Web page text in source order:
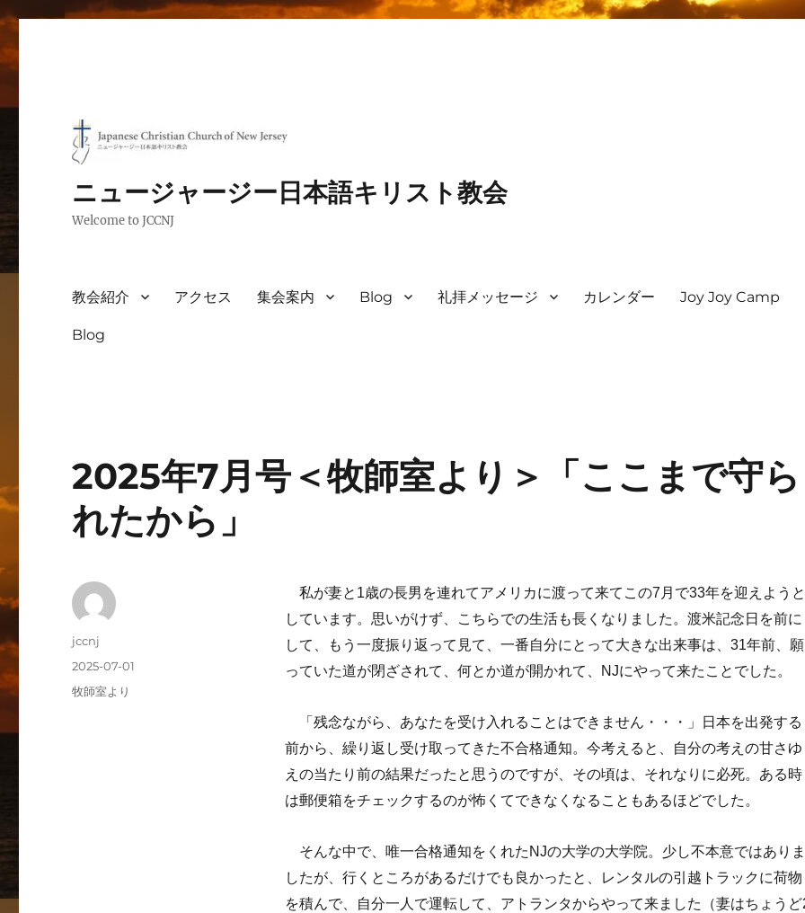
ニュージャージー日本語キリスト教会
Welcome to JCCNJ
教会紹介 アクセス 集会案内 Blog 礼拝メッセージ カレンダー Joy Joy Camp
Blog
2025年7月号＜牧師室より＞「ここまで守ら
れたから」
私が妻と1歳の長男を連れてアメリカに渡って来てこの7月で33年を迎えようと
しています。思いがけず、こちらでの生活も長くなりました。渡米記念日を前に
して、もう一度振り返って見て、一番自分にとって大きな出来事は、31年前、願
っていた道が閉ざされて、何とか道が開かれて、NJにやって来たことでした。
「残念ながら、あなたを受け入れることはできません・・・」日本を出発する
前から、繰り返し受け取ってきた不合格通知。今考えると、自分の考えの甘さゆ
えの当たり前の結果だったと思うのですが、その頃は、それなりに必死。ある時
は郵便箱をチェックするのが怖くてできなくなることもあるほどでした。
そんな中で、唯一合格通知をくれたNJの大学の大学院。少し不本意ではありま
したが、行くところがあるだけでも良かったと、レンタルの引越トラックに荷物
を積んで、自分一人で運転して、アトランタからやって来ました（妻はちょうど
投
jccnj
投
稿
2025-07-01
カ
牧師室より